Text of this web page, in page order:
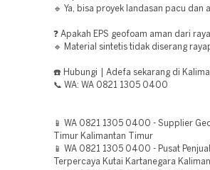
🔹 Ya, bisa proyek landasan pacu dan
❓ Apakah EPS geofoam aman dari
🔹 Material sintetis tidak diserang
☎️ Hubungi | Adefa sekarang di
📞 WA: WA 0821 1305 0400
📱 WA 0821 1305 0400 - Supplier
Timur Kalimantan Timur
📱 WA 0821 1305 0400 - Pusat
Terpercaya Kutai Kartanegara